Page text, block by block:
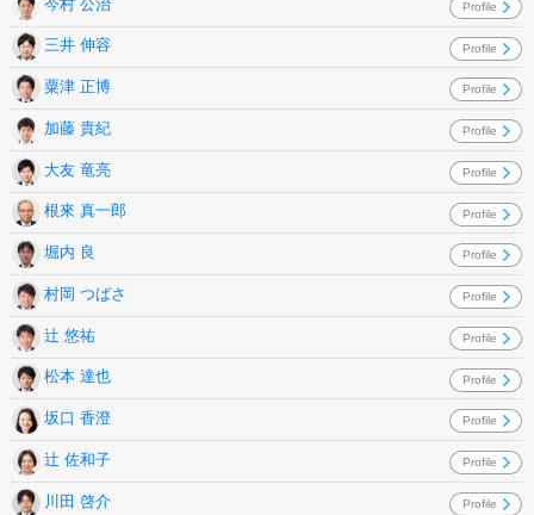
今村 公治 Profile
三井 伸容 Profile
粟津 正博 Profile
加藤 貴紀 Profile
大友 竜亮 Profile
根來 真一郎 Profile
堀内 良 Profile
村岡 つばさ Profile
辻 悠祐 Profile
松本 達也 Profile
坂口 香澄 Profile
辻 佐和子 Profile
川田 啓介 Profile